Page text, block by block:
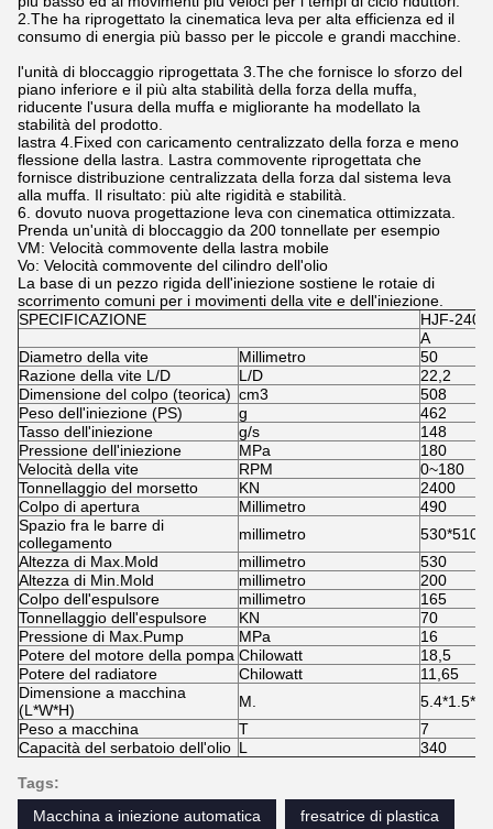
2.The ha riprogettato la cinematica leva per alta efficienza ed il
consumo di energia più basso per le piccole e grandi macchine.
l'unità di bloccaggio riprogettata 3.The che fornisce lo sforzo del
piano inferiore e il più alta stabilità della forza della muffa,
riducente l'usura della muffa e migliorante ha modellato la
stabilità del prodotto.
lastra 4.Fixed con caricamento centralizzato della forza e meno
flessione della lastra. Lastra commovente riprogettata che
fornisce distribuzione centralizzata della forza dal sistema leva
alla muffa. Il risultato: più alte rigidità e stabilità.
6. dovuto nuova progettazione leva con cinematica ottimizzata.
Prenda un'unità di bloccaggio da 200 tonnellate per esempio
VM: Velocità commovente della lastra mobile
Vo: Velocità commovente del cilindro dell'olio
La base di un pezzo rigida dell'iniezione sostiene le rotaie di
scorrimento comuni per i movimenti della vite e dell'iniezione.
SPECIFICAZIONE
HJF-240
A
Diametro della vite
Millimetro
50
Razione della vite L/D
L/D
22,2
Dimensione del colpo (teorica) cm3
508
Peso dell'iniezione (PS)
g
462
Tasso dell'iniezione
g/s
148
Pressione dell'iniezione
MPa
180
Velocità della vite
RPM
0~180
Tonnellaggio del morsetto
KN
2400
Colpo di apertura
Millimetro
490
Spazio fra le barre di
collegamento
millimetro
530*510
Altezza di Max.Mold
millimetro
530
Altezza di Min.Mold
millimetro
200
Colpo dell'espulsore
millimetro
165
Tonnellaggio dell'espulsore
KN
70
Pressione di Max.Pump
MPa
16
Potere del motore della pompa Chilowatt
18,5
Potere del radiatore
Chilowatt
11,65
Dimensione a macchina
(L*W*H)
M.
5.4*1.5*2
Peso a macchina
T
7
Capacità del serbatoio dell'olio L
340
Tags:
Macchina a iniezione automatica
fresatrice di plastica